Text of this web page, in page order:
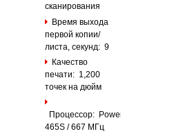
сканирования
Время выхода
первой копии/
листа, секунд: 9
Качество
печати: 1,200
точек на дюйм
Процессор: PowerPC
465S / 667 МГц